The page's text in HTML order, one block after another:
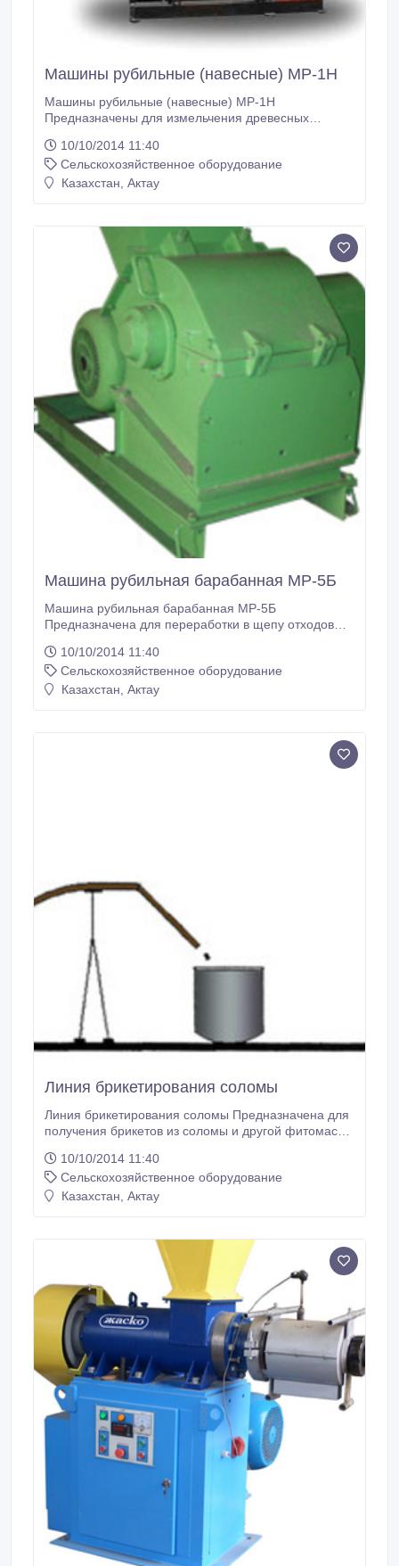
Машины рубильные (навесные) МР-1Н
Машины рубильные (навесные) МР-1Н
Предназначены для измельчения древесных
целью снижения затрат на их вывоз и утилизацию, а
также могут быть использованы для получения
щепы. Толщина срезаемой щепы может изменяться
10/10/2014 11:40
Сельскохозяйственное оборудование
Казахстан, Актау
Машина рубильная барабанная МР-5Б
Машина рубильная барабанная МР-5Б
Предназначена для переработки в щепу отходов
производства, кусковых отходов и доизмельчения
крупной щепы после сортировки. Машина имеет
нижний выброс щепы. Подробные технические
10/10/2014 11:40
Сельскохозяйственное оборудование
Казахстан, Актау
Линия брикетирования соломы
Линия брикетирования соломы Предназначена для
получения брикетов из соломы и другой фитомассы
соломы. 2. Приемный бункер. 3.
Пневмотранспортер. 4. Основной бункер. 5.
Установка брикетирования. 6. Охладительная
10/10/2014 11:40
Сельскохозяйственное оборудование
Казахстан, Актау